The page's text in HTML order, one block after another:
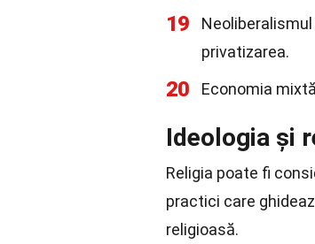
19
privatizarea.
20 Economia
Ideologia și
Religia poate fi
practici care
religioasă.